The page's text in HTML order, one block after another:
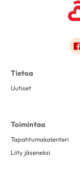
Tietoa
Uutiset
Toimintaa
Tapahtumakalenteri
Liity jäseneksi